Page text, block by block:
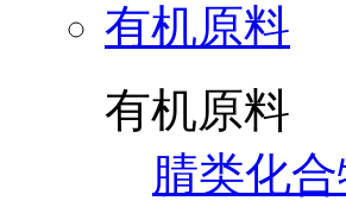
有机原料
有机原料
腈类化合